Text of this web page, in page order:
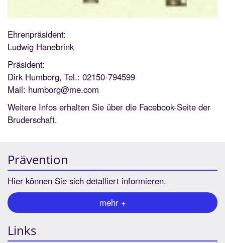
Ehrenpräsident:
Ludwig Hanebrink
Präsident:
Dirk Humborg, Tel.: 02150-794599
Mail: humborg@me.com
Weitere Infos erhalten Sie über die Facebook-Seite der
Bruderschaft.
Prävention
Hier können Sie sich detalliert informieren.
mehr +
Links